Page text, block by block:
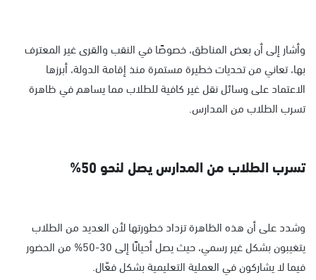
وأشار إلى أن بعض المناطق، خصوصًا في النقب والقرى غير المعترف
بها، تعاني من تحديات خطيرة مستمرة منذ إقامة الدولة، أبرزها
الاعتماد على وسائل نقل غير كافية للطلاب مما يساهم في ظاهرة
تسرب الطلاب من المدارس.
تسرب الطلاب من المدارس يصل لنحو 50%
وشدد على أن هذه الظاهرة تزداد خطورتها لأن العديد من الطلاب
يتغيبون بشكل غير رسمي، حيث يصل أحيانًا إلى 30-50% من الحضور
فيما لا يشاركون في العملية التعليمية بشكل فعّال.